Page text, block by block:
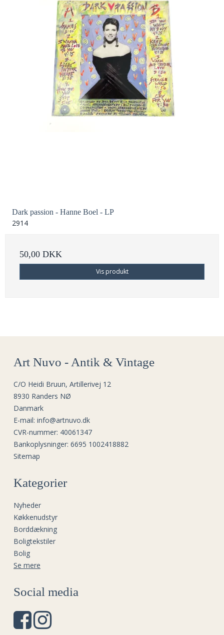
Dark passion - Hanne Boel - LP
2914
50,00 DKK
Vis produkt
Art Nuvo - Antik & Vintage
C/O Heidi Bruun, Artillerivej 12
8930 Randers NØ
Danmark
E-mail: info@artnuvo.dk
CVR-nummer: 40061347
Bankoplysninger: 6695 1002418882
Sitemap
Kategorier
Nyheder
Køkkenudstyr
Borddækning
Boligtekstiler
Bolig
Se mere
Social media